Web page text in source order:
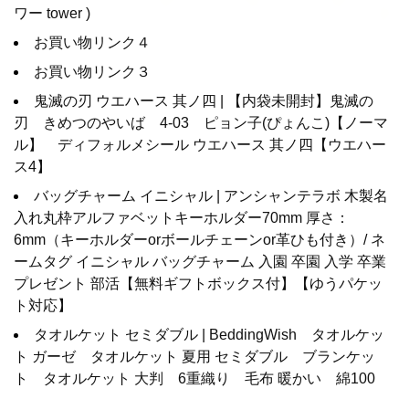
ワー tower )
お買い物リンク４
お買い物リンク３
鬼滅の刃 ウエハース 其ノ四 | 【内袋未開封】鬼滅の
刃 きめつのやいば 4-03 ピョン子(ぴょんこ)【ノーマ
ル】 ディフォルメシール ウエハース 其ノ四【ウエハー
ス4】
バッグチャーム イニシャル | アンシャンテラボ 木製名
入れ丸枠アルファベットキーホルダー70mm 厚さ：
6mm（キーホルダーorボールチェーンor革ひも付き）/ ネ
ームタグ イニシャル バッグチャーム 入園 卒園 入学 卒業
プレゼント 部活【無料ギフトボックス付】【ゆうパケッ
ト対応】
タオルケット セミダブル | BeddingWish タオルケッ
ト ガーゼ タオルケット 夏用 セミダブル ブランケッ
ト タオルケット 大判 6重織り 毛布 暖かい 綿100